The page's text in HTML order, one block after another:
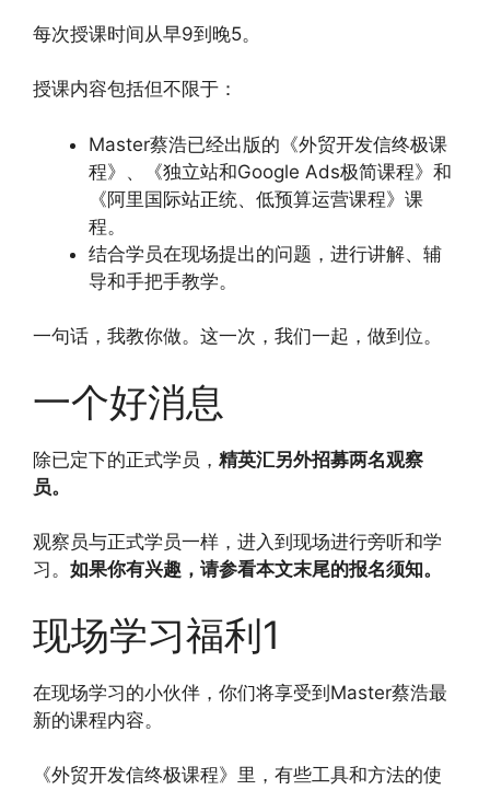
每次授课时间从早9到晚5。
授课内容包括但不限于：
Master蔡浩已经出版的《外贸开发信终极课
程》、《独立站和Google Ads极简课程》和
《阿里国际站正统、低预算运营课程》课
程。
结合学员在现场提出的问题，进行讲解、辅
导和手把手教学。
一句话，我教你做。这一次，我们一起，做到位。
一个好消息
除已定下的正式学员， 精英汇另外招募两名观察
员。
观察员与正式学员一样，进入到现场进行旁听和学
习。 如果你有兴趣，请参看本文末尾的报名须知。
现场学习福利1
在现场学习的小伙伴，你们将享受到Master蔡浩最
新的课程内容。
《外贸开发信终极课程》里，有些工具和方法的使